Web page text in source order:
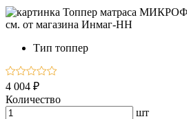
Тип топпер
4 004 ₽
Количество
шт